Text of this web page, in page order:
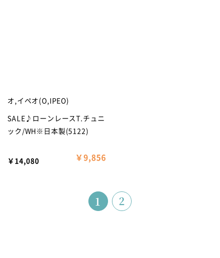
オ,イペオ(O,IPEO)
SALE♪ローンレースT.チュニ
ック/WH※日本製(5122)
￥14,080 ￥9,856
1 2